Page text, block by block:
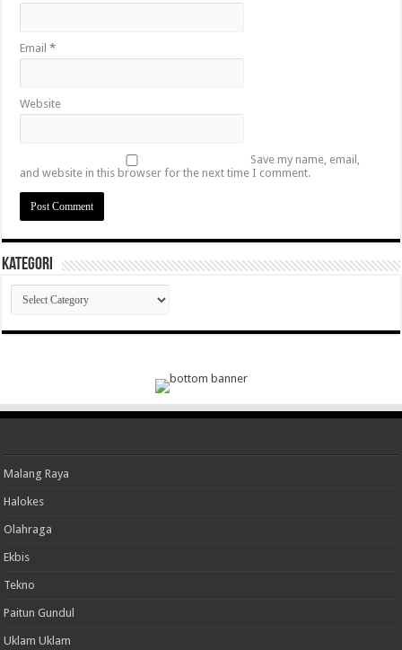
Email*
Website
Save my name, email,
and website in this browser for the next time I comment.
Kategori
Kategori
Malang Raya
Halokes
Olahraga
Ekbis
Tekno
Paitun Gundul
Uklam Uklam